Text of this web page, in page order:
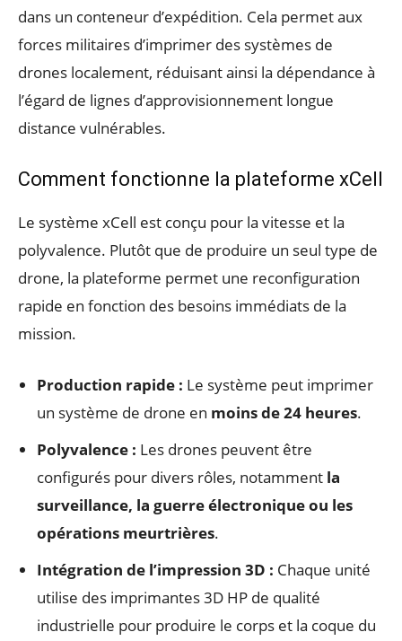
dans un conteneur d’expédition. Cela permet aux
forces militaires d’imprimer des systèmes de
drones localement, réduisant ainsi la dépendance à
l’égard de lignes d’approvisionnement longue
distance vulnérables.
Comment fonctionne la plateforme xCell
Le système xCell est conçu pour la vitesse et la
polyvalence. Plutôt que de produire un seul type de
drone, la plateforme permet une reconfiguration
rapide en fonction des besoins immédiats de la
mission.
Production rapide : Le système peut imprimer
un système de drone en moins de 24 heures.
Polyvalence : Les drones peuvent être
configurés pour divers rôles, notamment la
surveillance, la guerre électronique ou les
opérations meurtrières.
Intégration de l’impression 3D : Chaque unité
utilise des imprimantes 3D HP de qualité
industrielle pour produire le corps et la coque du